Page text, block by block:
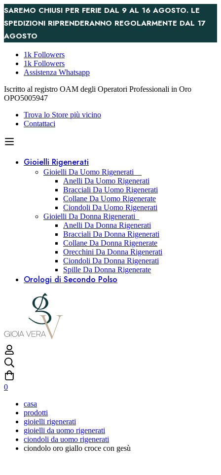
SAREMO CHIUSI PER FERIE DAL 9 AL 16 AGOSTO. LE
SPEDIZIONI RIPRENDERANNO REGOLARMENTE DAL 17
AGOSTO
1k Followers
1k Followers
Assistenza Whatsapp
Iscritto al registro OAM degli Operatori Professionali in Oro
OPO5005947
Trova lo Store più vicino
Contattaci
Gioielli Rigenerati
Gioielli Da Uomo Rigenerati
Anelli Da Uomo Rigenerati
Bracciali Da Uomo Rigenerati
Collane Da Uomo Rigenerate
Ciondoli Da Uomo Rigenerati
Gioielli Da Donna Rigenerati
Anelli Da Donna Rigenerati
Bracciali Da Donna Rigenerati
Collane Da Donna Rigenerate
Orecchini Da Donna Rigenerati
Ciondoli Da Donna Rigenerati
Spille Da Donna Rigenerate
Orologi di Secondo Polso
0
casa
prodotti
gioielli rigenerati
gioielli da uomo rigenerati
ciondoli da uomo rigenerati
ciondolo oro giallo croce con gesù